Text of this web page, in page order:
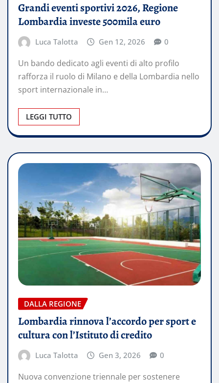
Grandi eventi sportivi 2026, Regione
Lombardia investe 500mila euro
Luca Talotta Gen 12, 2026 0
Un bando dedicato agli eventi di alto profilo
rafforza il ruolo di Milano e della Lombardia nello
sport internazionale in…
LEGGI TUTTO
DALLA REGIONE
Lombardia rinnova l’accordo per sport e
cultura con l’Istituto di credito
Luca Talotta Gen 3, 2026 0
Nuova convenzione triennale per sostenere